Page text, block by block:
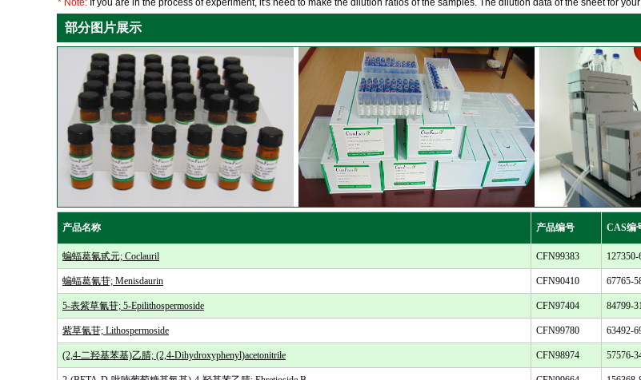
* Note: If you are in the process of experiment, it's need to make the dilution ratios of the samples. The dilution data of the sheet for
部分图片展示
产品名称 产品编号 CAS编
蝙蝠葛氰甙元; Coclauril CFN99383 127350-
蝙蝠葛氰苷; Menisdaurin CFN90410 67765-
5-表紫草氰苷; 5-Epilithospermoside CFN97404 84799-
紫草氰苷; Lithospermoside CFN99780 63492-
(2,4-二羟基苯基)乙腈; (2,4-Dihydroxyphenyl)acetonitrile CFN98974 57576-